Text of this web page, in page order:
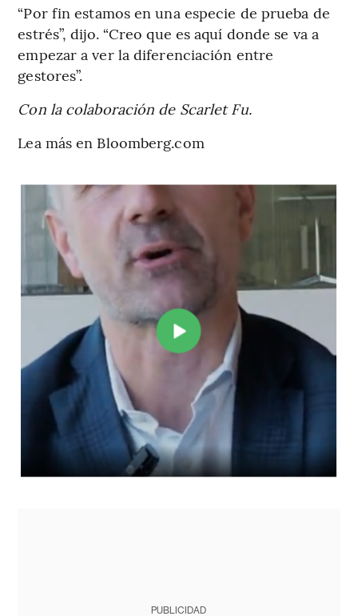
“Por fin estamos en una especie de prueba de
estrés”, dijo. “Creo que es aquí donde se va a
empezar a ver la diferenciación entre
gestores”.
Con la colaboración de Scarlet Fu.
Lea más en Bloomberg.com
PUBLICIDAD